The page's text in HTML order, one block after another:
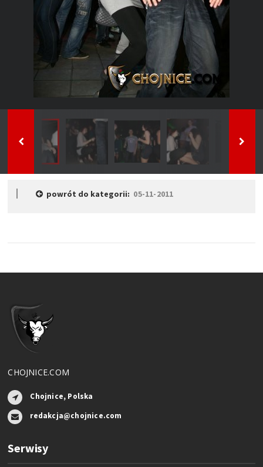
powrót do kategorii: 05-11-2011
CHOJNICE.COM
Chojnice, Polska
redakcja@chojnice.com
Serwisy